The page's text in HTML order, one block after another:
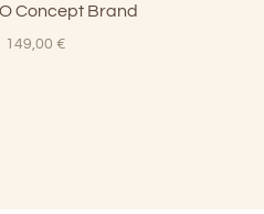
Concept Brand
149,00 €